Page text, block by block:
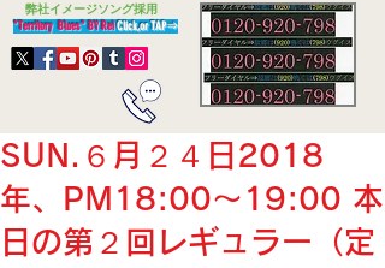
弊社イメージソング採用
"Territory Blues" BY ReiClick,or TAP⇒
SUN.６月２４日2018
年、PM18:00～19:00 本
日の第２回レギュラー（定